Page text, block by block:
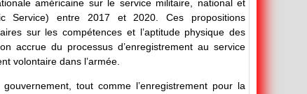
américaine sur le service militaire, national et
Service) entre 2017 et 2020. Ces propositions
sur les compétences et l’aptitude physique des
accrue du processus d’enregistrement au service
volontaire dans l’armée.
tout comme l’enregistrement pour la